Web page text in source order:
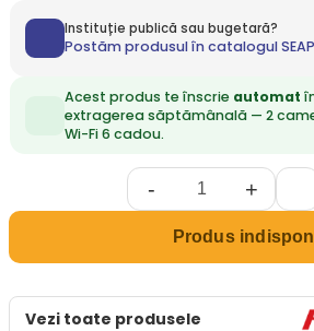
Instituție publică sau bugetară?
Postăm produsul în catalogul SEAP
Acest produs te înscrie automat
extragerea săptămânală — 2
Wi-Fi 6 cadou.
- +
Produs
Vezi toate produsele